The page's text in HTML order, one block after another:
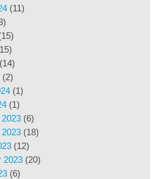
(11)
(14)
(2)
(1)
(1)
(6)
(18)
(12)
2023 (20)
(6)